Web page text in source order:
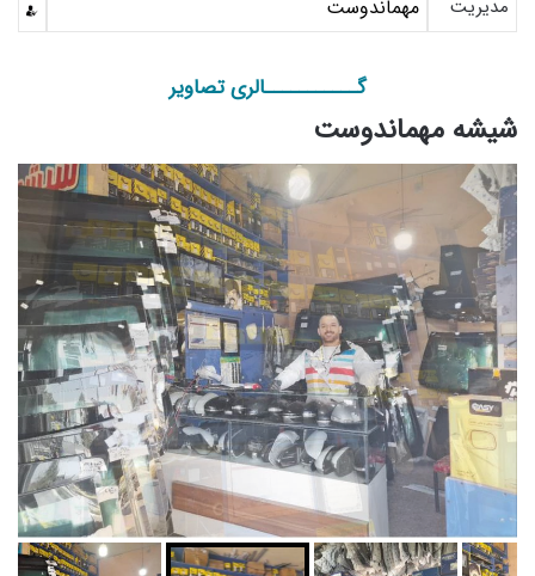
مدیریت مهماندوست
گـــــــــــالری تصاویر
شیشه مهماندوست